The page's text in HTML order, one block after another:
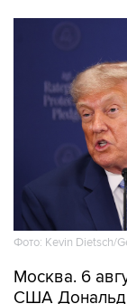
Фото: Kevin Dietsch/
Москва. 6
предпочел